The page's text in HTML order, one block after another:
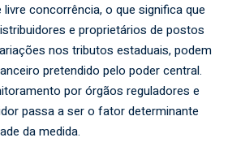
concorrência, o que significa que
e proprietários de postos
nos tributos estaduais, podem
pretendido pelo poder central.
por órgãos reguladores e
passa a ser o fator determinante
da medida.